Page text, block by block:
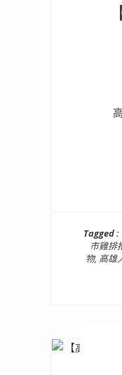
Tagged :
市雞排
物, 高雄